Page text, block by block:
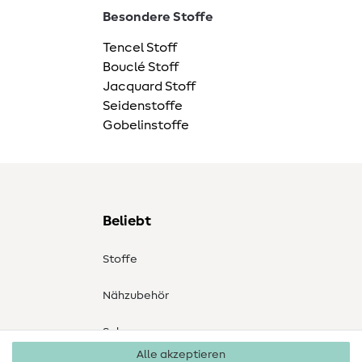
Besondere Stoffe
Tencel Stoff
Bouclé Stoff
Jacquard Stoff
Seidenstoffe
Gobelinstoffe
Beliebt
Stoffe
Nähzubehör
Sale
Alle akzeptieren